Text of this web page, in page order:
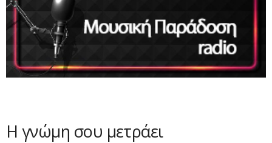
Η γνώμη σου μετράει